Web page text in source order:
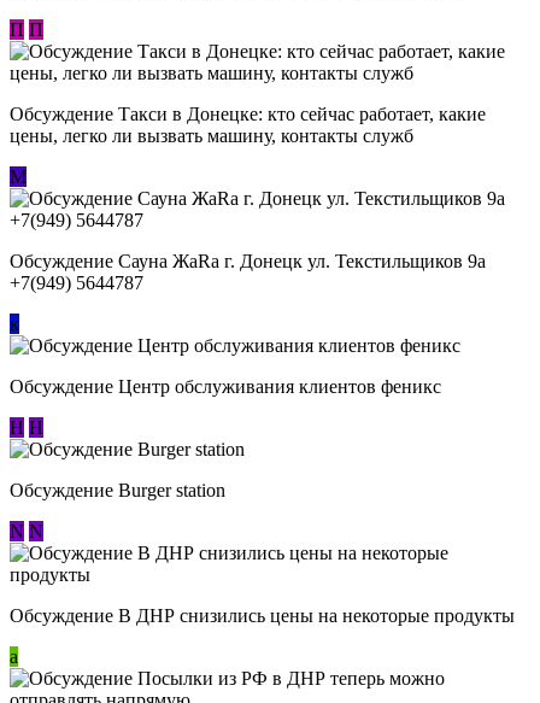
П П
Обсуждение ​Такси в Донецке: кто сейчас работает, какие
цены, легко ли вызвать машину, контакты служб
М
Обсуждение Сауна ЖаRa г. Донецк ул. Текстильщиков 9а
+7(949) 5644787
к
Обсуждение Центр обслуживания клиентов феникс
Н Н
Обсуждение Burger station
N N
Обсуждение В ДНР снизились цены на некоторые продукты
a